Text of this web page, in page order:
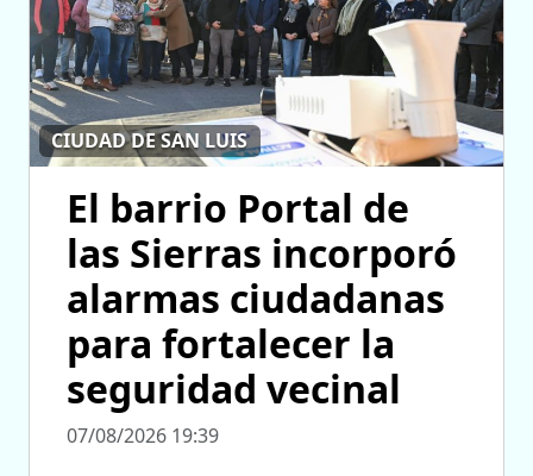
CIUDAD DE SAN LUIS
El barrio Portal de
las Sierras incorporó
alarmas ciudadanas
para fortalecer la
seguridad vecinal
07/08/2026 19:39